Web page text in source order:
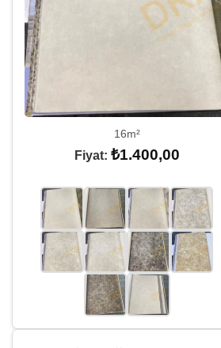
16m²
Fiyat: ₺1.400,00